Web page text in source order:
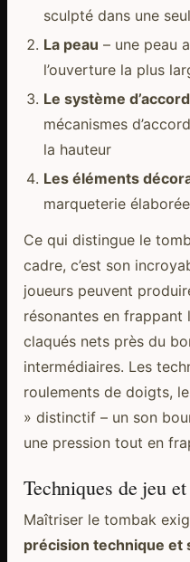
sculpté dans une
La peau – une peau
l’ouverture la plus
Le système
mécanismes
la hauteur
Les éléments
marqueterie
Ce qui distingue le
cadre, c’est son
joueurs peuvent
résonantes en frappant
claqués nets près du
intermédiaires. Les
roulements de doigts,
» distinctif – un son
une pression tout en
Techniques de jeu
Maîtriser le tombak
précision technique et